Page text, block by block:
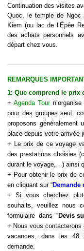
Continuation des visites
Quoc, le temple de
Kiem (ou lac de l’Épée
des achats personnels
départ chez vous.
REMARQUES
1: Que comprend le prix
+ Agenda Tour
pour des groupes seul,
proposons généralement
place depuis votre arrivée
+ Le prix de ce voyage
des prestations choisies
durant le voyage,…) ainsi
+ Pour obtenir le prix de
en cliquant sur “Demande
+ Si vous cherchez
souhaits, veuillez nous
formulaire dans “Devis
+ Nous vous contacterons
vacances, dans les 48
demande.